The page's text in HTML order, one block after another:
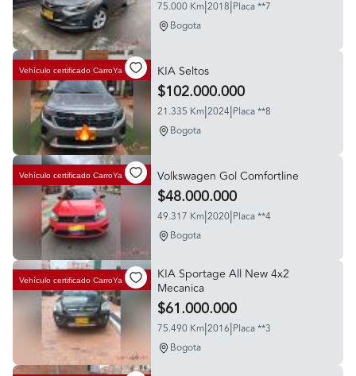
75.000 Km|2018|Placa **7
Bogota
Vehículo certificado CarroYa KIA Seltos
$102.000.000
21.335 Km|2024|Placa **8
Bogota
Vehículo certificado CarroYa Volkswagen Gol Comfortline
$48.000.000
49.317 Km|2020|Placa **4
Bogota
Vehículo certificado CarroYa
KIA Sportage All New 4x2
Mecanica
$61.000.000
75.490 Km|2016|Placa **3
Bogota